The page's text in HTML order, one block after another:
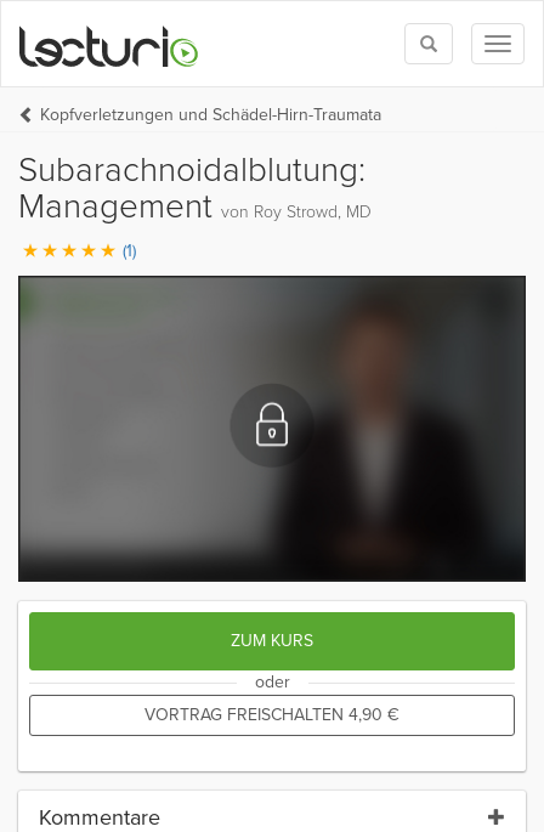
Toggle
search
Kopfverletzungen und Schädel-Hirn-Traumata
Subarachnoidalblutung:
Management von Roy Strowd, MD
(1)
ZUM KURS
oder
VORTRAG FREISCHALTEN 4,90 €
Kommentare